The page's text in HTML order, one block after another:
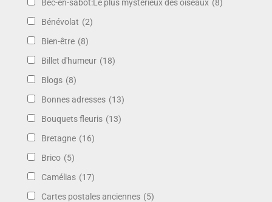
Bec-en-sabot:Le plus mystérieux des oiseaux (8)
Bénévolat (2)
Bien-être (8)
Billet d'humeur (18)
Blogs (8)
Bonnes adresses (13)
Bouquets fleuris (13)
Bretagne (16)
Brico (5)
Camélias (17)
Cartes postales anciennes (5)